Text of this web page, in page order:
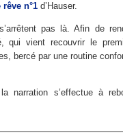
n°1 d’Hauser.
pas là. Afin de
qui vient recouvrir le
bercé par une routine
narration s’effectue à